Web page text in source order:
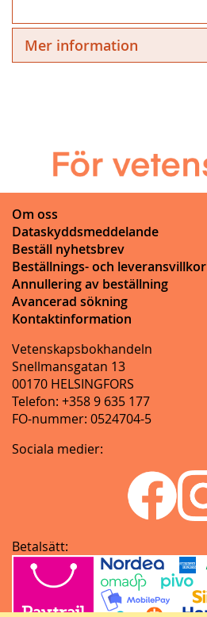
Mer information
Om oss
Dataskyddsmeddelande
Beställ nyhetsbrev
Beställnings- och leveransvillkor
Annullering av beställning
Avancerad sökning
Kontaktinformation
Vetenskapsbokhandeln
Snellmansgatan 13
00170 HELSINGFORS
Telefon: +358 9 635 177
FO-nummer: 0524704-5
Sociala medier:
Betalsätt: